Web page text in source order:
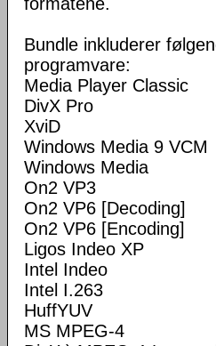
Bundle inkluderer
programvare:
Media Player Classic
DivX Pro
XviD
Windows Media 9 VCM
Windows Media
On2 VP3
On2 VP6 [Decoding]
On2 VP6 [Encoding]
Ligos Indeo XP
Intel Indeo
Intel I.263
HuffYUV
MS MPEG-4